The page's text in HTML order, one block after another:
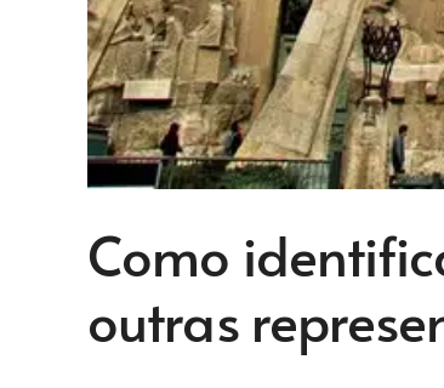
Como
outras